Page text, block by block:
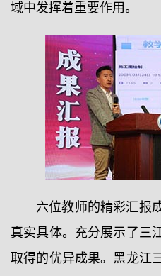
域中发挥着重要作用。
六位教师的精彩汇报
真实具体。充分展示了三
取得的优异成果。黑龙江